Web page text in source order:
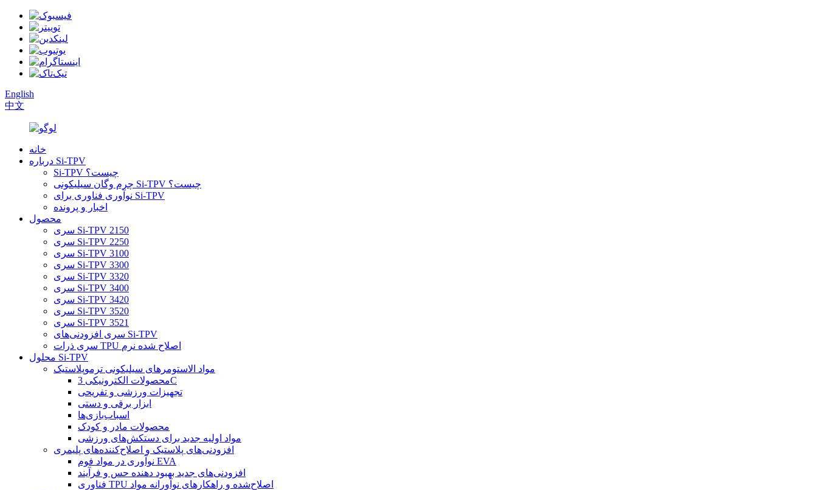
English
中文
خانه
درباره Si-TPV
Si-TPV چیست؟
چرم وگان سیلیکونی Si-TPV چیست؟
نوآوری فناوری برای Si-TPV
اخبار و پرونده
محصول
سری Si-TPV 2150
سری Si-TPV 2250
سری Si-TPV 3100
سری Si-TPV 3300
سری Si-TPV 3320
سری Si-TPV 3400
سری Si-TPV 3420
سری Si-TPV 3520
سری Si-TPV 3521
سری افزودنی‌های Si-TPV
سری ذرات TPU اصلاح شده نرم
محلول Si-TPV
مواد الاستومرهای سیلیکونی ترموپلاستیک
محصولات الکترونیکی 3C
تجهیزات ورزشی و تفریحی
ابزار برقی و دستی
اسباب‌بازی‌ها
محصولات مادر و کودک
مواد اولیه جدید برای دستکش‌های ورزشی
افزودنی‌های پلاستیک و اصلاح‌کننده‌های پلیمری
نوآوری در مواد فوم EVA
افزودنی‌های جدید بهبود دهنده حس و فرآیند
فناوری TPU اصلاح‌شده و راهکارهای نوآورانه مواد